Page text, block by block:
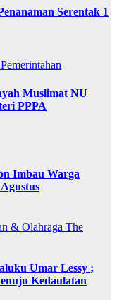
Serentak 1
Muslimat NU
PPPA
Imbau Warga
& Olahraga The
Umar Lessy ;
Kedaulatan